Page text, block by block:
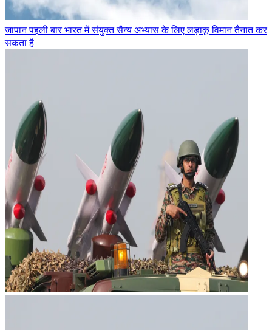
जापान पहली बार भारत में संयुक्त सैन्य अभ्यास के लिए लड़ाकू विमान तैनात कर
सकता है